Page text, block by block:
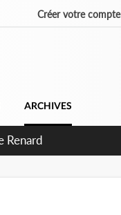
Créer votre compte
ARCHIVES
Renard